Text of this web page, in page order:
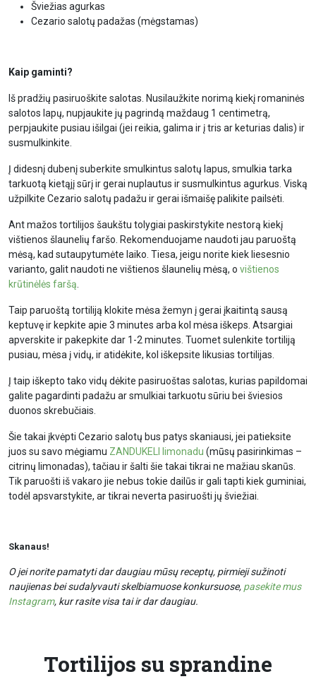
Šviežias agurkas
Cezario salotų padažas (mėgstamas)
Kaip gaminti?
Iš pradžių pasiruoškite salotas. Nusilaužkite norimą kiekį romaninės
salotos lapų, nupjaukite jų pagrindą maždaug 1 centimetrą,
perpjaukite pusiau išilgai (jei reikia, galima ir į tris ar keturias dalis) ir
susmulkinkite.
Į didesnį dubenį suberkite smulkintus salotų lapus, smulkia tarka
tarkuotą kietąjį sūrį ir gerai nuplautus ir susmulkintus agurkus. Viską
užpilkite Cezario salotų padažu ir gerai išmaišę palikite pailsėti.
Ant mažos tortilijos šaukštu tolygiai paskirstykite nestorą kiekį
vištienos šlaunelių faršo. Rekomenduojame naudoti jau paruoštą
mėsą, kad sutaupytumėte laiko. Tiesa, jeigu norite kiek liesesnio
varianto, galit naudoti ne vištienos šlaunelių mėsą, o vištienos
krūtinėlės faršą.
Taip paruoštą tortiliją klokite mėsa žemyn į gerai įkaitintą sausą
keptuvę ir kepkite apie 3 minutes arba kol mėsa iškeps. Atsargiai
apverskite ir pakepkite dar 1-2 minutes. Tuomet sulenkite tortiliją
pusiau, mėsa į vidų, ir atidėkite, kol iškepsite likusias tortilijas.
Į taip iškepto tako vidų dėkite pasiruoštas salotas, kurias papildomai
galite pagardinti padažu ar smulkiai tarkuotu sūriu bei šviesios
duonos skrebučiais.
Šie takai įkvėpti Cezario salotų bus patys skaniausi, jei patieksite
juos su savo mėgiamu ZANDUKELI limonadu (mūsų pasirinkimas –
citrinų limonadas), tačiau ir šalti šie takai tikrai ne mažiau skanūs.
Tik paruošti iš vakaro jie nebus tokie dailūs ir gali tapti kiek guminiai,
todėl apsvarstykite, ar tikrai neverta pasiruošti jų šviežiai.
Skanaus!
O jei norite pamatyti dar daugiau mūsų receptų, pirmieji sužinoti
naujienas bei sudalyvauti skelbiamuose konkursuose, pasekite mus
Instagram, kur rasite visa tai ir dar daugiau.
Tortilijos su sprandine